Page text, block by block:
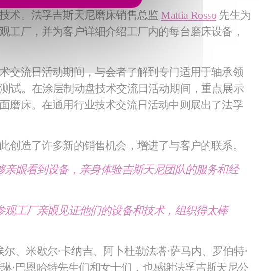
术。法孚吉斯天尼磨床销售总监Mattia Rosso 先生为
厂，并为客户详细介绍工厂内的每台磨床设备，
交流日活动期间，与会者了解到专门适用于轴承领
试。在涂层制动盘技术交流日活动期间，重点展示
磨床。在通用行业技术交流日活动中则展出了法孚
造了许多新的销售机会，增进了与客户的联系。
眼看到设备，亲身体验吉斯天尼团队的服务和经
工厂亲眼见证他们的设备和技术，组织得太棒
、米歇尔·卡纳吉、阿卜杜勒法塔·萨马内、罗伯特·
·巴恩哈特先生们和女士们，也感谢法孚吉斯天尼公